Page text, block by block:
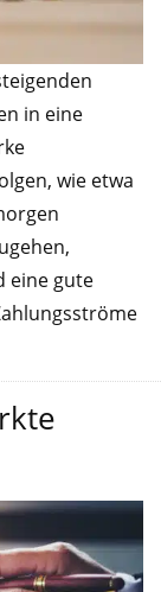
in eine
wie etwa
eine gute